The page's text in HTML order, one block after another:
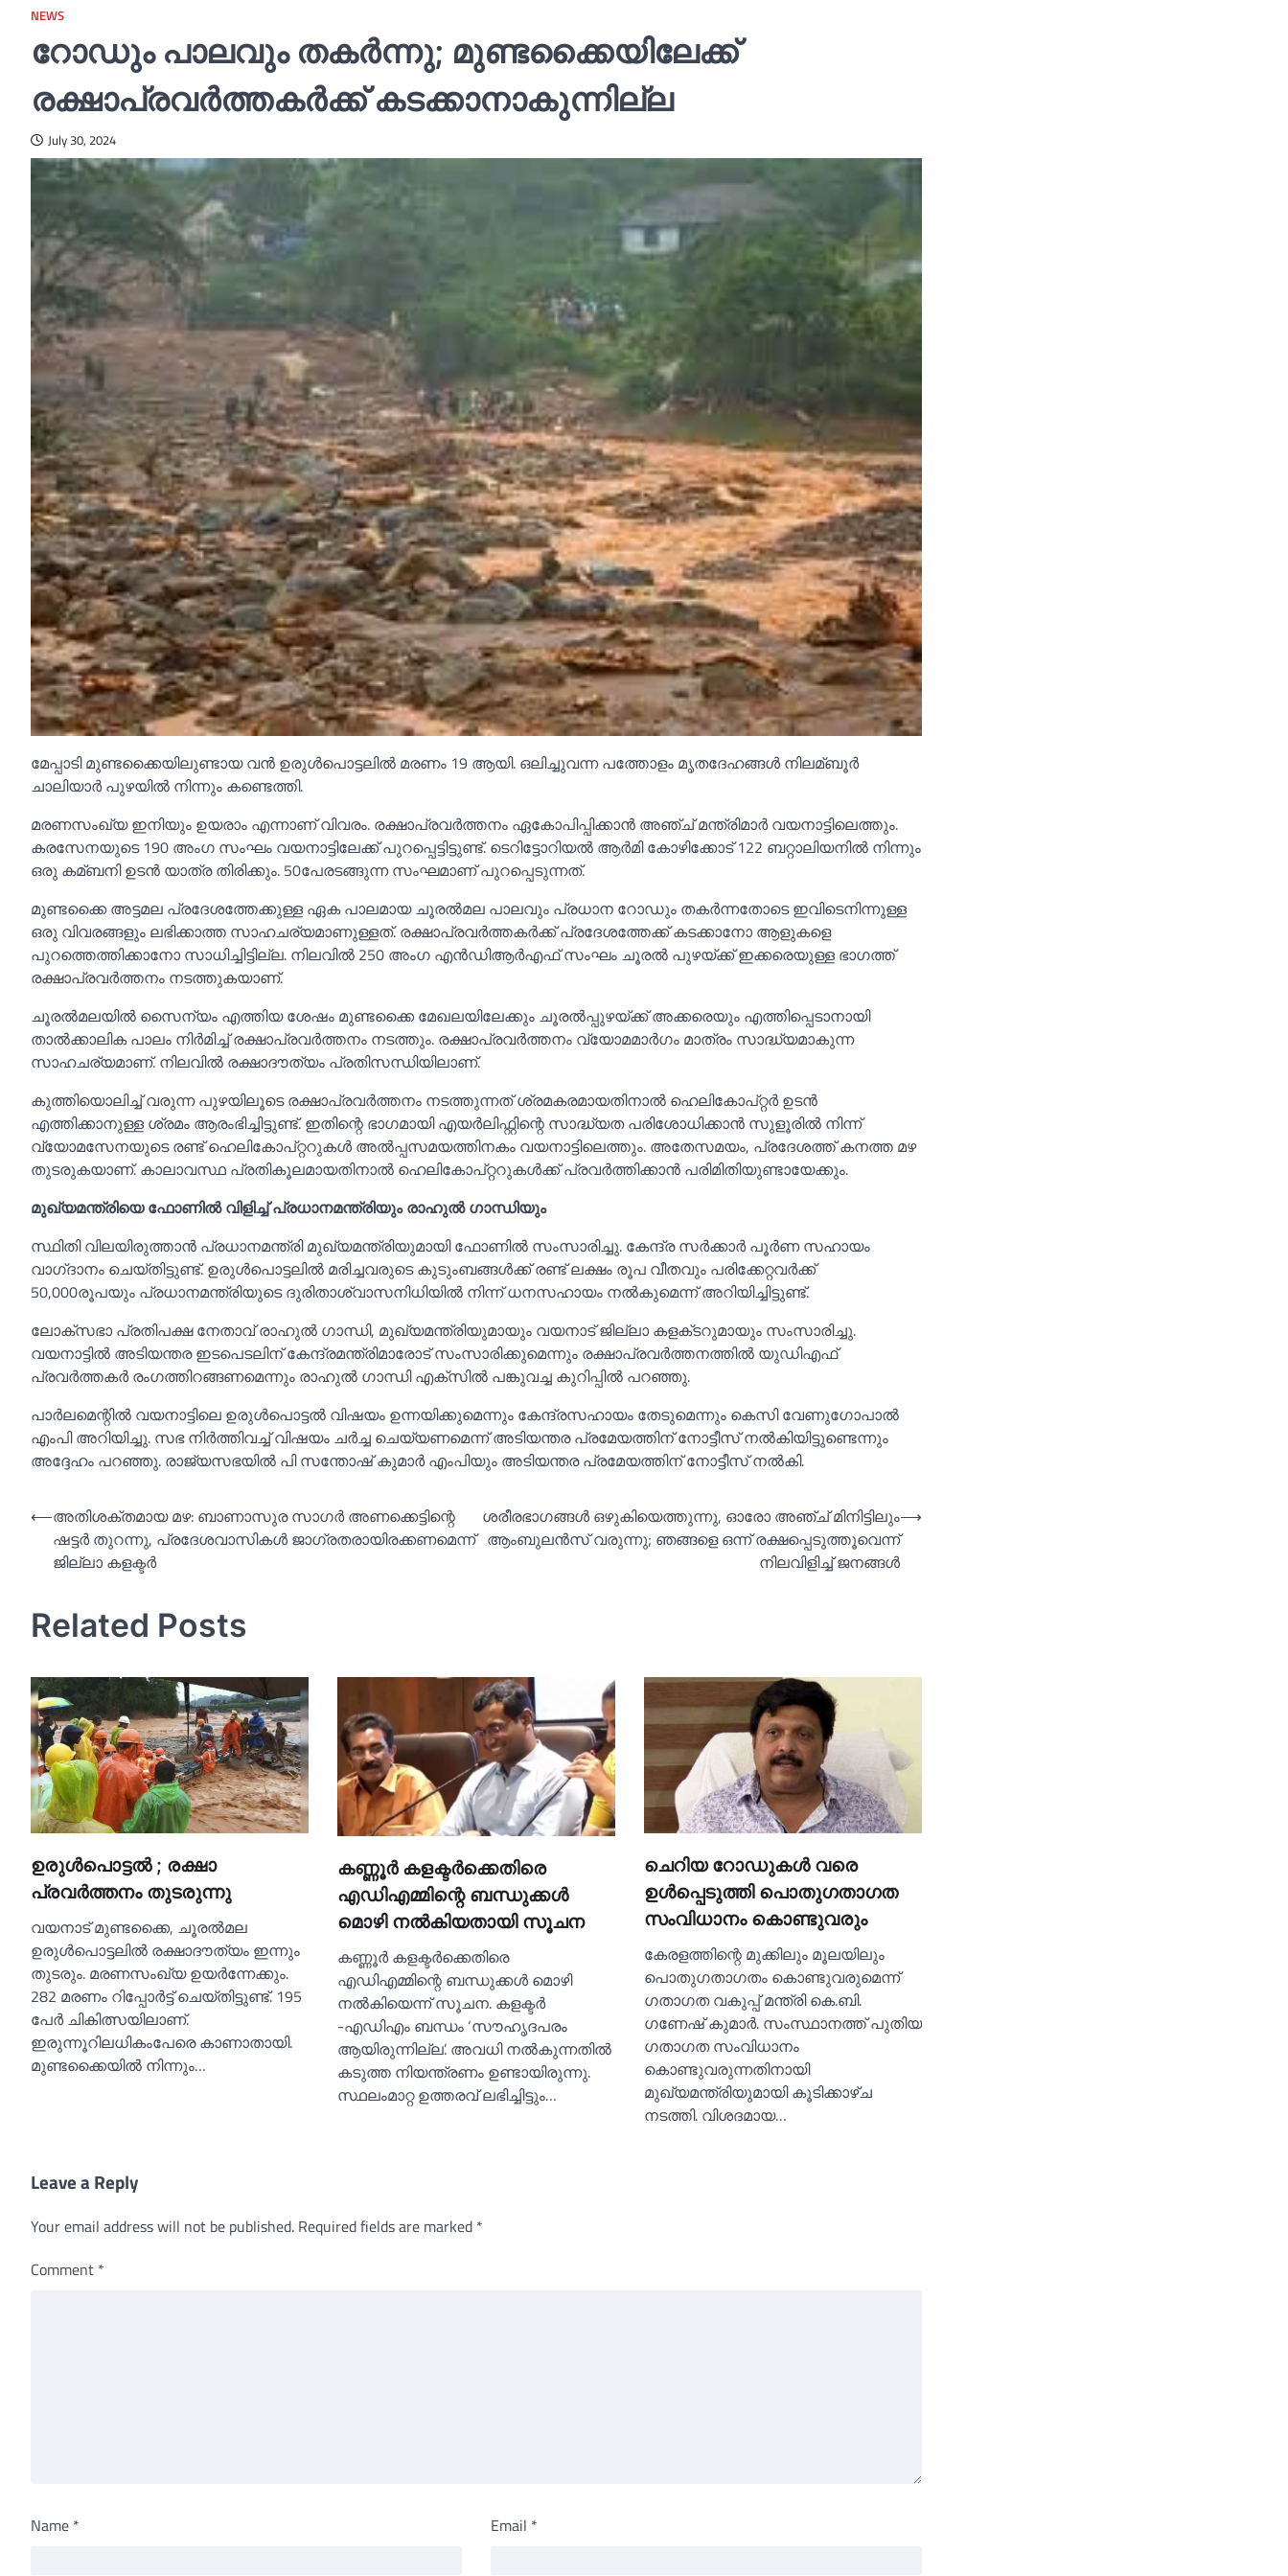
NEWS
റോഡും പാലവും തകര്‍ന്നു; മുണ്ടക്കൈയിലേക്ക്
രക്ഷാപ്രവര്‍ത്തകര്‍ക്ക് കടക്കാനാകുന്നില്ല
July 30, 2024
മേപ്പാടി മുണ്ടക്കൈയിലുണ്ടായ വൻ ഉരുള്‍പൊട്ടലില്‍ മരണം 19 ആയി. ഒലിച്ചുവന്ന പത്തോളം മൃതദേഹങ്ങള്‍ നിലമ്ബൂർ
ചാലിയാർ പുഴയില്‍ നിന്നും കണ്ടെത്തി.
മരണസംഖ്യ ഇനിയും ഉയരാം എന്നാണ് വിവരം. രക്ഷാപ്രവർത്തനം ഏകോപിപ്പിക്കാൻ അഞ്ച് മന്ത്രിമാർ വയനാട്ടിലെത്തും.
കരസേനയുടെ 190 അംഗ സംഘം വയനാട്ടിലേക്ക് പുറപ്പെട്ടിട്ടുണ്ട്. ടെറിട്ടോറിയല്‍ ആർമി കോഴിക്കോട് 122 ബറ്റാലിയനില്‍ നിന്നും
ഒരു കമ്ബനി ഉടൻ യാത്ര തിരിക്കും. 50പേരടങ്ങുന്ന സംഘമാണ് പുറപ്പെടുന്നത്.
മുണ്ടക്കൈ അട്ടമല പ്രദേശത്തേക്കുള്ള ഏക പാലമായ ചൂരല്‍മല പാലവും പ്രധാന റോഡും തകർന്നതോടെ ഇവിടെനിന്നുള്ള
ഒരു വിവരങ്ങളും ലഭിക്കാത്ത സാഹചര്യമാണുള്ളത്. രക്ഷാപ്രവർത്തകർക്ക് പ്രദേശത്തേക്ക് കടക്കാനോ ആളുകളെ
പുറത്തെത്തിക്കാനോ സാധിച്ചിട്ടില്ല. നിലവില്‍ 250 അംഗ എൻഡിആർഎഫ് സംഘം ചൂരല്‍ പുഴയ്‌ക്ക് ഇക്കരെയുള്ള ഭാഗത്ത്
രക്ഷാപ്രവർത്തനം നടത്തുകയാണ്.
ചൂരല്‍മലയില്‍ സൈന്യം എത്തിയ ശേഷം മുണ്ടക്കൈ മേഖലയിലേക്കും ചൂരല്‍പ്പുഴയ്‌ക്ക് അക്കരെയും എത്തിപ്പെടാനായി
താല്‍ക്കാലിക പാലം നിർമിച്ച്‌ രക്ഷാപ്രവർത്തനം നടത്തും. രക്ഷാപ്രവർത്തനം വ്യോമമാർഗം മാത്രം സാദ്ധ്യമാകുന്ന
സാഹചര്യമാണ്. നിലവില്‍ രക്ഷാദൗത്യം പ്രതിസന്ധിയിലാണ്.
കുത്തിയൊലിച്ച്‌ വരുന്ന പുഴയിലൂടെ രക്ഷാപ്രവർത്തനം നടത്തുന്നത് ശ്രമകരമായതിനാല്‍ ഹെലികോപ്റ്റർ ഉടൻ
എത്തിക്കാനുള്ള ശ്രമം ആരംഭിച്ചിട്ടുണ്ട്. ഇതിന്റെ ഭാഗമായി എയർലിഫ്റ്റിന്റെ സാദ്ധ്യത പരിശോധിക്കാൻ സുളൂരില്‍ നിന്ന്
വ്യോമസേനയുടെ രണ്ട് ഹെലികോപ്റ്ററുകള്‍ അല്‍പ്പസമയത്തിനകം വയനാട്ടിലെത്തും. അതേസമയം, പ്രദേശത്ത് കനത്ത മഴ
തുടരുകയാണ്. കാലാവസ്ഥ പ്രതികൂലമായതിനാല്‍ ഹെലികോപ്റ്ററുകള്‍ക്ക് പ്രവർത്തിക്കാൻ പരിമിതിയുണ്ടായേക്കും.
മുഖ്യമന്ത്രിയെ ഫോണില്‍ വിളിച്ച്‌ പ്രധാനമന്ത്രിയും രാഹുല്‍ ഗാന്ധിയും
സ്ഥിതി വിലയിരുത്താൻ പ്രധാനമന്ത്രി മുഖ്യമന്ത്രിയുമായി ഫോണില്‍ സംസാരിച്ചു. കേന്ദ്ര സർക്കാർ പൂർണ സഹായം
വാഗ്‌ദാനം ചെയ്‌തിട്ടുണ്ട്. ഉരുള്‍പൊട്ടലില്‍ മരിച്ചവരുടെ കുടുംബങ്ങള്‍ക്ക് രണ്ട് ലക്ഷം രൂപ വീതവും പരിക്കേറ്റവർക്ക്
50,000രൂപയും പ്രധാനമന്ത്രിയുടെ ദുരിതാശ്വാസനിധിയില്‍ നിന്ന് ധനസഹായം നല്‍കുമെന്ന് അറിയിച്ചിട്ടുണ്ട്.
ലോക്‌സഭാ പ്രതിപക്ഷ നേതാവ് രാഹുല്‍ ഗാന്ധി, മുഖ്യമന്ത്രിയുമായും വയനാട് ജില്ലാ കളക്‌ടറുമായും സംസാരിച്ചു.
വയനാട്ടില്‍ അടിയന്തര ഇടപെടലിന് കേന്ദ്രമന്ത്രിമാരോട് സംസാരിക്കുമെന്നും രക്ഷാപ്രവർത്തനത്തില്‍ യുഡിഎഫ്
പ്രവർത്തകർ രംഗത്തിറങ്ങണമെന്നും രാഹുല്‍ ഗാന്ധി എക്‌സില്‍ പങ്കുവച്ച കുറിപ്പില്‍ പറഞ്ഞു.
പാർലമെന്റില്‍ വയനാട്ടിലെ ഉരുള്‍പൊട്ടല്‍ വിഷയം ഉന്നയിക്കുമെന്നും കേന്ദ്രസഹായം തേടുമെന്നും കെസി വേണുഗോപാല്‍
എംപി അറിയിച്ചു. സഭ നിർത്തിവച്ച്‌ വിഷയം ചർച്ച ചെയ്യണമെന്ന് അടിയന്തര പ്രമേയത്തിന് നോട്ടീസ് നല്‍കിയിട്ടുണ്ടെന്നും
അദ്ദേഹം പറഞ്ഞു. രാജ്യസഭയില്‍ പി സന്തോഷ് കുമാർ എംപിയും അടിയന്തര പ്രമേയത്തിന് നോട്ടീസ് നല്‍കി.
Post
navigation
⟵അതിശക്തമായ മഴ: ബാണാസുര സാഗര്‍ അണക്കെട്ടിന്റെ
ഷട്ടര്‍ തുറന്നു, പ്രദേശവാസികള്‍ ജാഗ്രതരായിരക്കണമെന്ന്
ജില്ലാ കളക്ടര്‍
ശരീരഭാഗങ്ങള്‍ ഒഴുകിയെത്തുന്നു, ഓരോ അഞ്ച് മിനിട്ടിലും
ആംബുലൻസ് വരുന്നു; ഞങ്ങളെ ഒന്ന് രക്ഷപ്പെടുത്തൂവെന്ന്
നിലവിളിച്ച്‌ ജനങ്ങള്‍
⟶
Related Posts
ഉരുള്‍പൊട്ടല്‍ ; രക്ഷാ
പ്രവര്‍ത്തനം തുടരുന്നു
വയനാട് മുണ്ടക്കൈ, ചൂരല്‍മല
ഉരുള്‍പൊട്ടലില്‍ രക്ഷാദൗത്യം ഇന്നും
തുടരും. മരണസംഖ്യ ഉയര്‍ന്നേക്കും.
282 മരണം റിപ്പോര്‍ട്ട് ചെയ്തിട്ടുണ്ട്. 195
പേര്‍ ചികിത്സയിലാണ്.
ഇരുന്നൂറിലധികംപേരെ കാണാതായി.
മുണ്ടക്കൈയില്‍ നിന്നും…
കണ്ണൂര്‍ കളക്ടര്‍ക്കെതിരെ
എഡിഎമ്മിന്റെ ബന്ധുക്കള്‍
മൊഴി നല്‍കിയതായി സൂചന
കണ്ണൂര്‍ കളക്ടര്‍ക്കെതിരെ
എഡിഎമ്മിന്റെ ബന്ധുക്കള്‍ മൊഴി
നല്‍കിയെന്ന് സൂചന. കളക്ടര്‍
-എഡിഎം ബന്ധം ‘സൗഹൃദപരം
ആയിരുന്നില്ല’. അവധി നല്‍കുന്നതില്‍
കടുത്ത നിയന്ത്രണം ഉണ്ടായിരുന്നു.
സ്ഥലംമാറ്റ ഉത്തരവ് ലഭിച്ചിട്ടും…
ചെറിയ റോഡുകള്‍ വരെ
ഉള്‍പ്പെടുത്തി പൊതുഗതാഗത
സംവിധാനം കൊണ്ടുവരും
കേരളത്തിന്റെ മുക്കിലും മൂലയിലും
പൊതുഗതാഗതം കൊണ്ടുവരുമെന്ന്
ഗതാഗത വകുപ്പ് മന്ത്രി കെ.ബി.
ഗണേഷ് കുമാര്‍. സംസ്ഥാനത്ത് പുതിയ
ഗതാഗത സംവിധാനം
കൊണ്ടുവരുന്നതിനായി
മുഖ്യമന്ത്രിയുമായി കൂടിക്കാഴ്ച
നടത്തി. വിശദമായ…
Leave a Reply
Your email address will not be published. Required fields are marked *
Comment *
Name * Email *